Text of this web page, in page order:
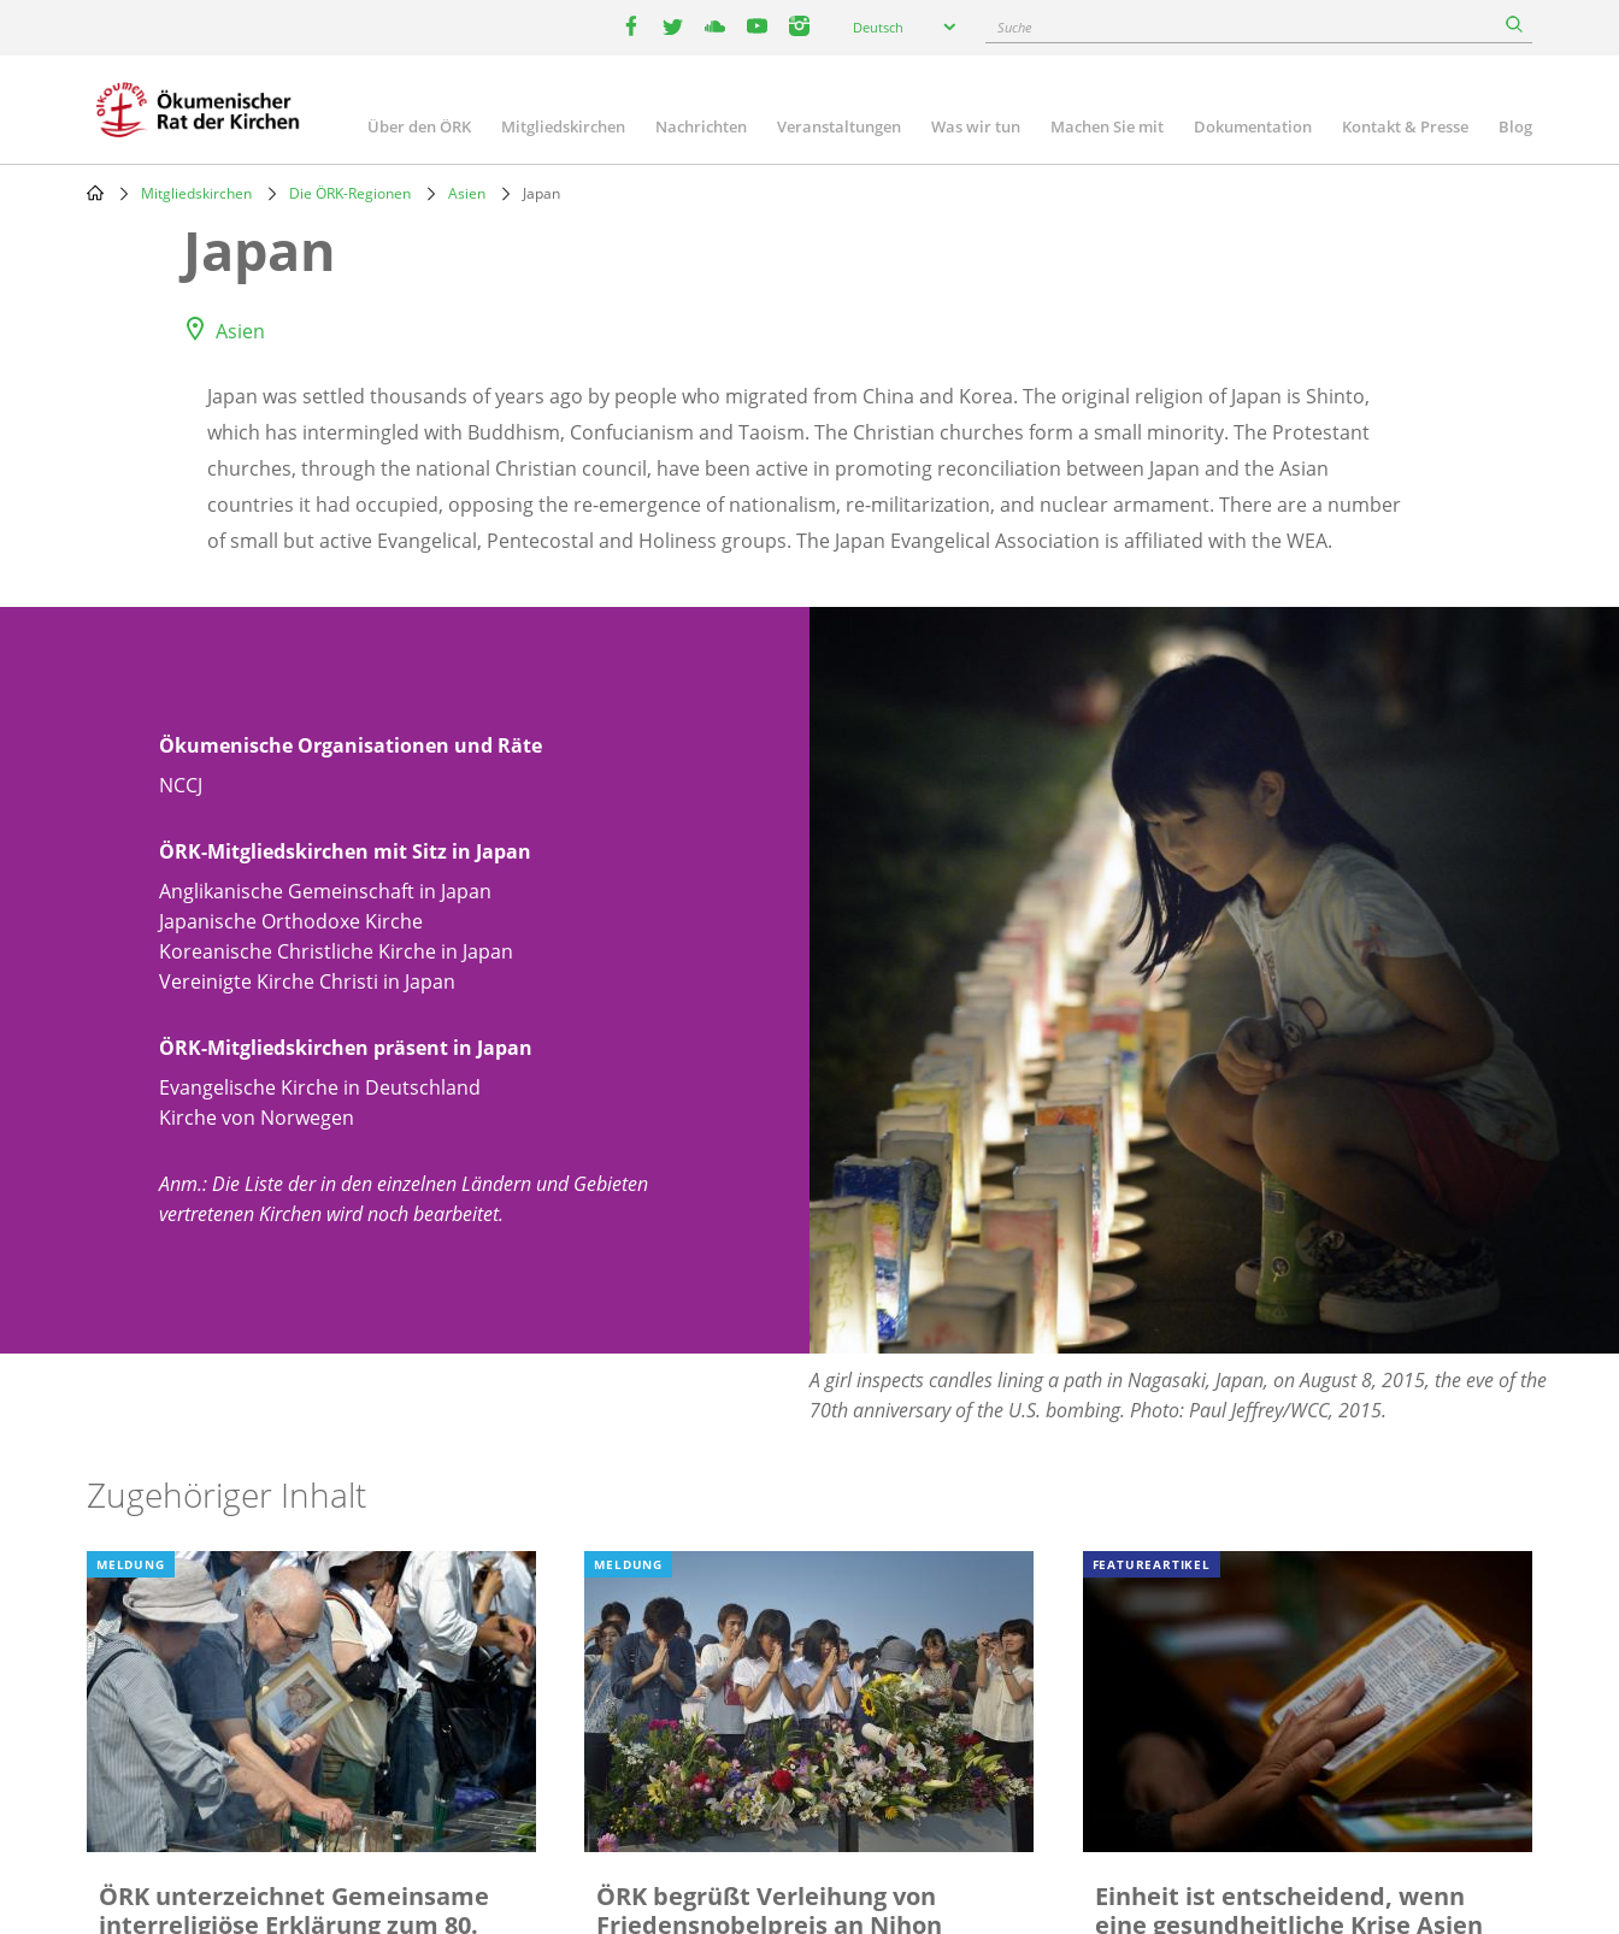
Deutsch Suche
Main
navigation
Über den ÖRK Mitgliedskirchen Nachrichten Veranstaltungen Was wir tun Machen Sie mit Dokumentation Kontakt & Presse Blog
Breadcrumb
Mitgliedskirchen Die ÖRK-Regionen Asien Japan
Japan
Asien
Japan was settled thousands of years ago by people who migrated from China and Korea. The original religion of Japan is Shinto,
which has intermingled with Buddhism, Confucianism and Taoism. The Christian churches form a small minority. The Protestant
churches, through the national Christian council, have been active in promoting reconciliation between Japan and the Asian
countries it had occupied, opposing the re-emergence of nationalism, re-militarization, and nuclear armament. There are a number
of small but active Evangelical, Pentecostal and Holiness groups. The Japan Evangelical Association is affiliated with the WEA.
Ökumenische Organisationen und Räte
NCCJ
ÖRK-Mitgliedskirchen mit Sitz in Japan
Anglikanische Gemeinschaft in Japan
Japanische Orthodoxe Kirche
Koreanische Christliche Kirche in Japan
Vereinigte Kirche Christi in Japan
ÖRK-Mitgliedskirchen präsent in Japan
Evangelische Kirche in Deutschland
Kirche von Norwegen
Anm.: Die Liste der in den einzelnen Ländern und Gebieten
vertretenen Kirchen wird noch bearbeitet.
A girl inspects candles lining a path in Nagasaki, Japan, on August 8, 2015, the eve of the
70th anniversary of the U.S. bombing. Photo: Paul Jeffrey/WCC, 2015.
Zugehöriger Inhalt
MELDUNG
ÖRK unterzeichnet Gemeinsame
interreligiöse Erklärung zum 80.
MELDUNG
ÖRK begrüßt Verleihung von
Friedensnobelpreis an Nihon
FEATUREARTIKEL
Einheit ist entscheidend, wenn
eine gesundheitliche Krise Asien